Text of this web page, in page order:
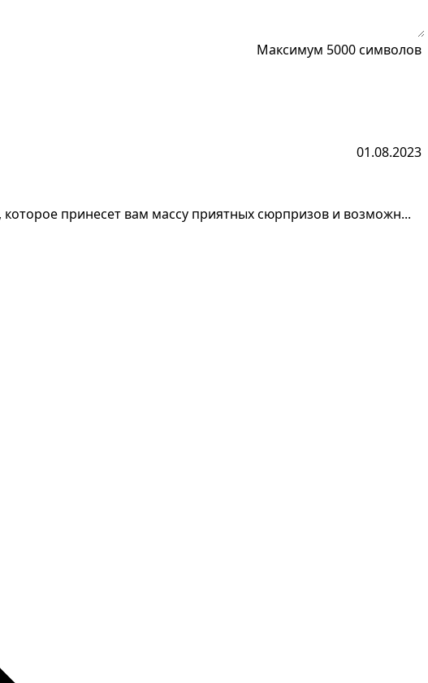
Максимум 5000 символов
01.08.2023
принесет вам массу приятных сюрпризов и возможн...